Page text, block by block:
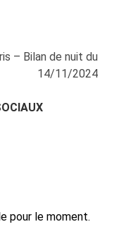
– Bilan de nuit du
14/11/2024
pour le moment.